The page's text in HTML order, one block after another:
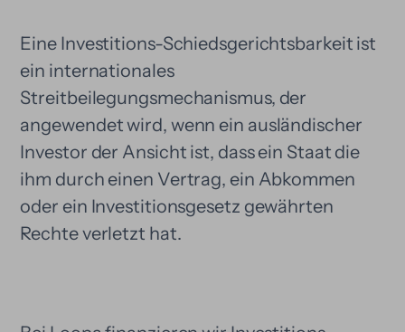
Eine Investitions-Schiedsgerichtsbarkeit ist
ein internationales
Streitbeilegungsmechanismus, der
angewendet wird, wenn ein ausländischer
Investor der Ansicht ist, dass ein Staat die
ihm durch einen Vertrag, ein Abkommen
oder ein Investitionsgesetz gewährten
Rechte verletzt hat.